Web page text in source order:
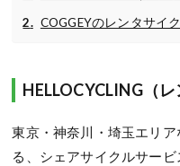
COGGEYのレンタサイ
HELLOCYCLING（レ
東京・神奈川・埼玉エリ
る、シェアサイクルサー